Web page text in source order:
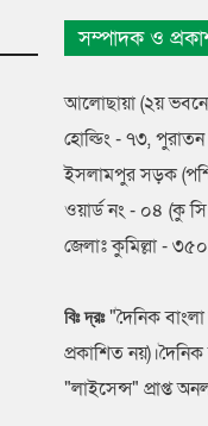
সম্পাদক ও
আলোছায়া (২য়
হোল্ডিং - ৭৩,
ইসলামপুর সড়ক
ওয়ার্ড নং - ০৪ (কু
জেলাঃ কুমিল্লা -
বিঃ দ্রঃ"দৈনিক বাংলা
প্রকাশিত
"লাইসেন্স" প্রাপ্ত